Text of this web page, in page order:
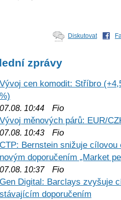
Diskutovat
zprávy
Vývoj cen komodit: Stříbro
%)
07.08. 10:44 Fio
Vývoj měnových párů: EUR/
07.08. 10:43 Fio
CTP: Bernstein snižuje
novým doporučením „Market
07.08. 10:37Fio
Gen Digital: Barclays zvyšuje
stávajícím doporučením